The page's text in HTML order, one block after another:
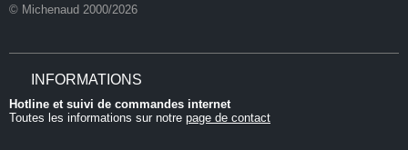
© Michenaud 2000/2026
INFORMATIONS
Hotline et suivi de commandes internet
Toutes les informations sur notre page de contact